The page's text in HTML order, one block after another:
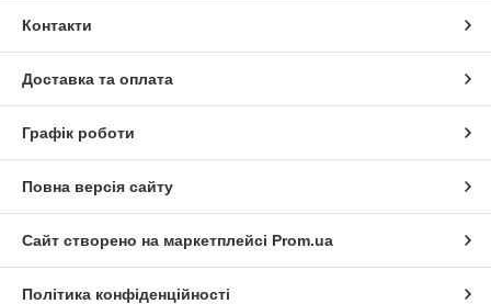
Контакти
Доставка та оплата
Графік роботи
Повна версія сайту
Сайт створено на маркетплейсі Prom.ua
Політика конфіденційності